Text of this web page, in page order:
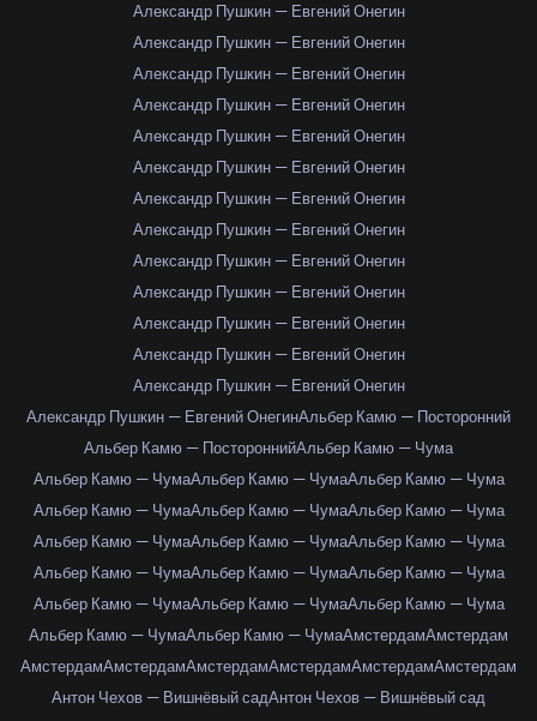
Александр Пушкин — Евгений Онегин
Александр Пушкин — Евгений Онегин
Александр Пушкин — Евгений Онегин
Александр Пушкин — Евгений Онегин
Александр Пушкин — Евгений Онегин
Александр Пушкин — Евгений Онегин
Александр Пушкин — Евгений Онегин
Александр Пушкин — Евгений Онегин
Александр Пушкин — Евгений Онегин
Александр Пушкин — Евгений Онегин
Александр Пушкин — Евгений Онегин
Александр Пушкин — Евгений Онегин
Александр Пушкин — Евгений Онегин
Александр Пушкин — Евгений ОнегинАльбер Камю — Посторонний
Альбер Камю — ПостороннийАльбер Камю — Чума
Альбер Камю — ЧумаАльбер Камю — ЧумаАльбер Камю — Чума
Альбер Камю — ЧумаАльбер Камю — ЧумаАльбер Камю — Чума
Альбер Камю — ЧумаАльбер Камю — ЧумаАльбер Камю — Чума
Альбер Камю — ЧумаАльбер Камю — ЧумаАльбер Камю — Чума
Альбер Камю — ЧумаАльбер Камю — ЧумаАльбер Камю — Чума
Альбер Камю — ЧумаАльбер Камю — ЧумаАмстердамАмстердам
АмстердамАмстердамАмстердамАмстердамАмстердамАмстердам
Антон Чехов — Вишнёвый садАнтон Чехов — Вишнёвый сад